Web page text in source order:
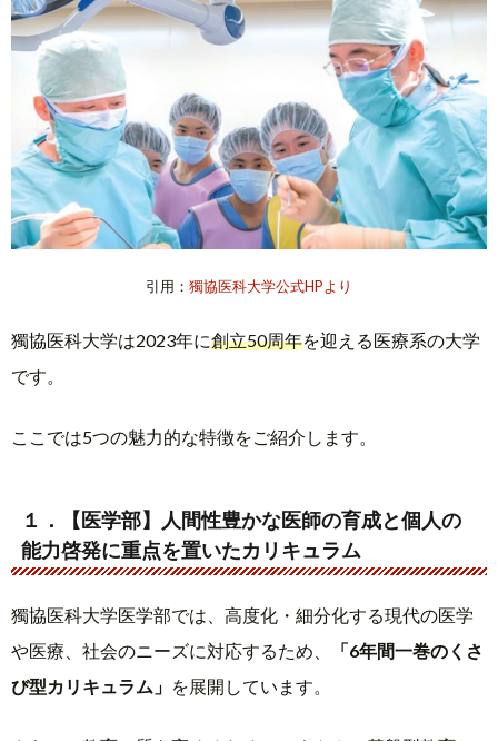
引用： 獨協医科大学公式HPより
獨協医科大学は2023年に創立50周年を迎える医療系の大学
です。
ここでは5つの魅力的な特徴をご紹介します。
１．【医学部】人間性豊かな医師の育成と個人の
能力啓発に重点を置いたカリキュラム
獨協医科大学医学部では、高度化・細分化する現代の医学
や医療、社会のニーズに対応するため、
「6年間一巻のくさ
び型カリキュラム」 を展開しています。